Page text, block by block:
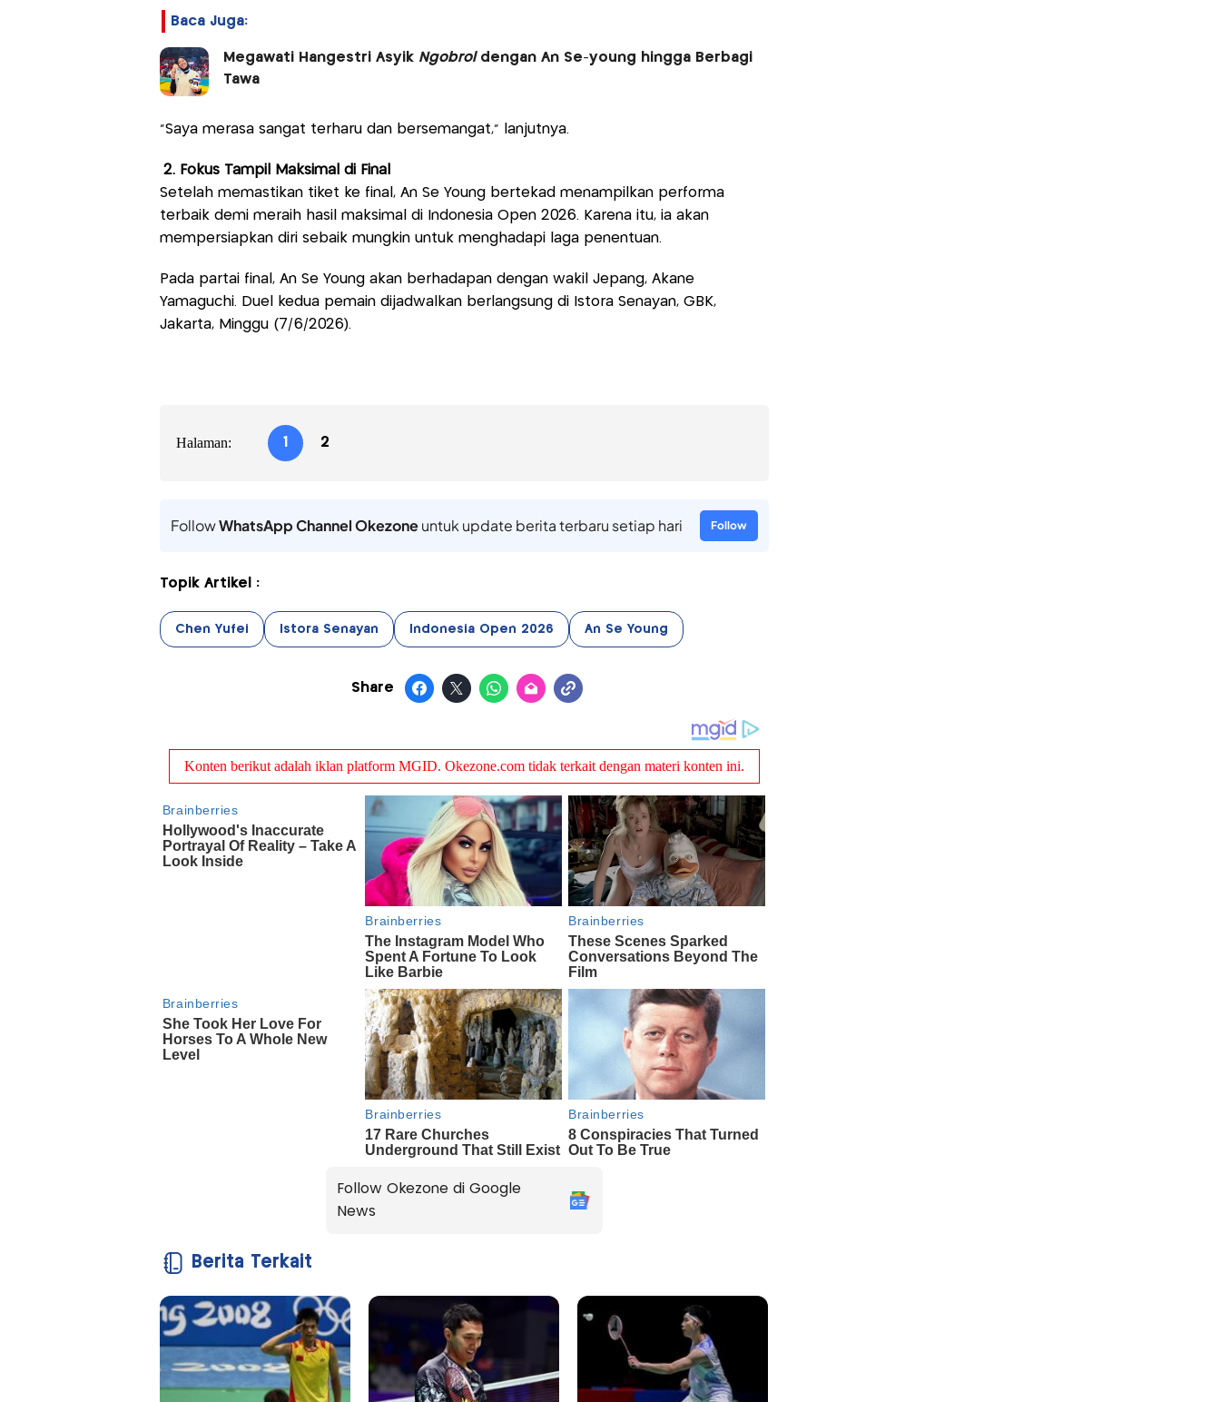
Baca Juga:
Megawati Hangestri Asyik Ngobroldengan An Se-young hingga Berbagi
Tawa
"Saya merasa sangat terharu dan bersemangat," lanjutnya.
2. Fokus Tampil Maksimal di Final
Setelah memastikan tiket ke final, An Se Young bertekad menampilkan performa
terbaik demi meraih hasil maksimal di Indonesia Open 2026. Karena itu, ia akan
mempersiapkan diri sebaik mungkin untuk menghadapi laga penentuan.
Pada partai final, An Se Young akan berhadapan dengan wakil Jepang, Akane
Yamaguchi. Duel kedua pemain dijadwalkan berlangsung di Istora Senayan, GBK,
Jakarta, Minggu (7/6/2026).
Halaman: 1 2
FollowWhatsApp Channel Okezoneuntuk update berita terbaru setiap hari Follow
Topik Artikel :
Chen Yufei Istora Senayan Indonesia Open 2026 An Se Young
Share
Follow Okezone di Google
News
Berita Terkait